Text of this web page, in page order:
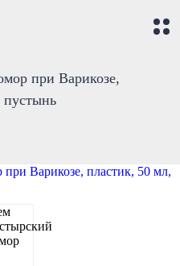
при Варикозе,
пустынь